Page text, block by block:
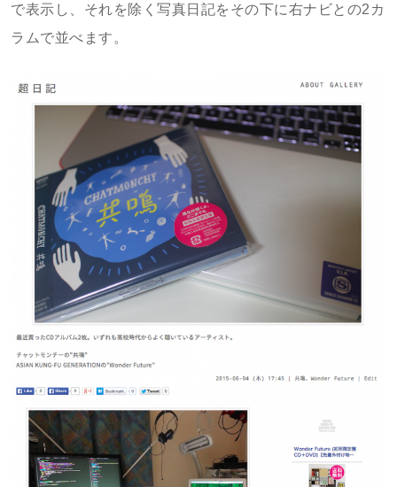
で表示し、それを除く写真日記をその下に右ナビとの2カ
ラムで並べます。